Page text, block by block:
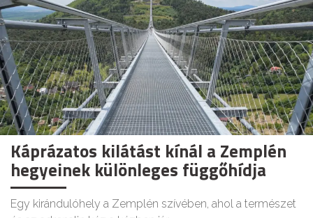
Káprázatos kilátást kínál a Zemplén
hegyeinek különleges függőhídja
Egy kirándulóhely a Zemplén szívében, ahol a természet